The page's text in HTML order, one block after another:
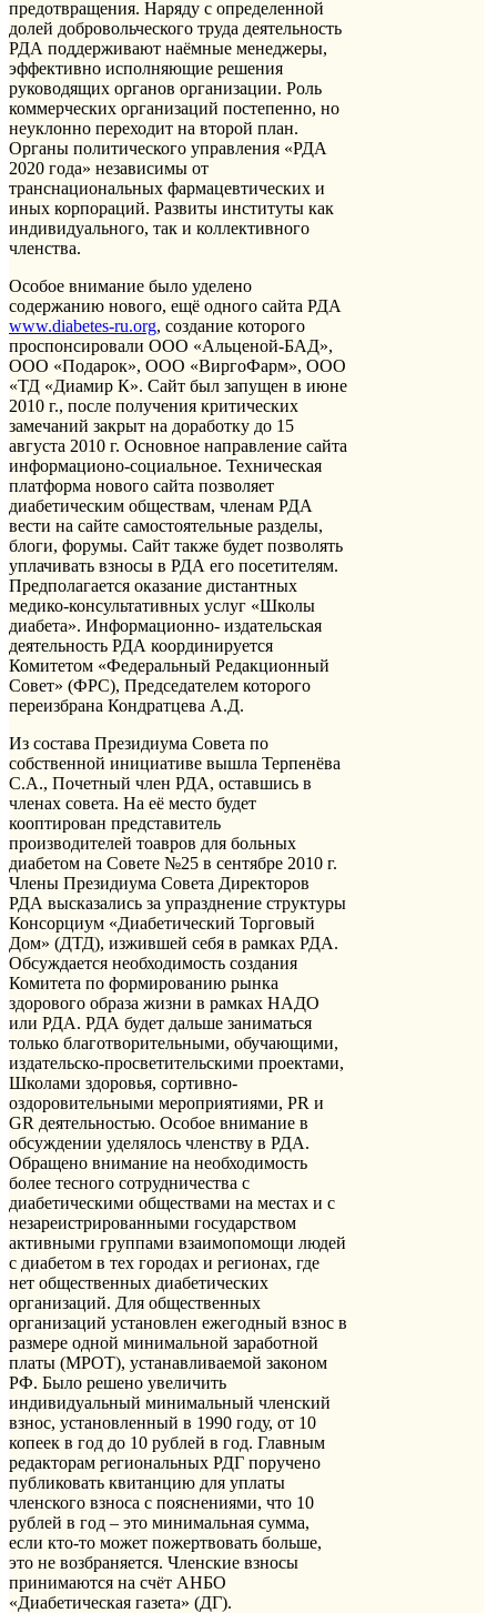
предотвращения. Наряду с определенной
долей добровольческого труда деятельность
РДА поддерживают наёмные менеджеры,
эффективно исполняющие решения
руководящих органов организации. Роль
коммерческих организаций постепенно, но
неуклонно переходит на второй план.
Органы политического управления «РДА
2020 года» независимы от
транснациональных фармацевтических и
иных корпораций. Развиты институты как
индивидуального, так и коллективного
членства.
Особое внимание было уделено
содержанию нового, ещё одного сайта РДА
www.diabetes-ru.org, создание которого
проспонсировали ООО «Альценой-БАД»,
ООО «Подарок», ООО «ВиргоФарм», ООО
«ТД «Диамир К». Сайт был запущен в июне
2010 г., после получения критических
замечаний закрыт на доработку до 15
августа 2010 г. Основное направление сайта
информационо-социальное. Техническая
платформа нового сайта позволяет
диабетическим обществам, членам РДА
вести на сайте самостоятельные разделы,
блоги, форумы. Сайт также будет позволять
уплачивать взносы в РДА его посетителям.
Предполагается оказание дистантных
медико-консультативных услуг «Школы
диабета». Информационно- издательская
деятельность РДА координируется
Комитетом «Федеральный Редакционный
Совет» (ФРС), Председателем которого
переизбрана Кондратцева А.Д.
Из состава Президиума Совета по
собственной инициативе вышла Терпенёва
С.А., Почетный член РДА, оставшись в
членах совета. На её место будет
кооптирован представитель
производителей тоавров для больных
диабетом на Совете №25 в сентябре 2010 г.
Члены Президиума Совета Директоров
РДА высказались за упразднение структуры
Консорциум «Диабетический Торговый
Дом» (ДТД), изжившей себя в рамках РДА.
Обсуждается необходимость создания
Комитета по формированию рынка
здорового образа жизни в рамках НАДО
или РДА. РДА будет дальше заниматься
только благотворительными, обучающими,
издательско-просветительскими проектами,
Школами здоровья, сортивно-
оздоровительными мероприятиями, PR и
GR деятельностью. Особое внимание в
обсуждении уделялось членству в РДА.
Обращено внимание на необходимость
более тесного сотрудничества с
диабетическими обществами на местах и с
незареистрированными государством
активными группами взаимопомощи людей
с диабетом в тех городах и регионах, где
нет общественных диабетических
организаций. Для общественных
организаций установлен ежегодный взнос в
размере одной минимальной заработной
платы (МРОТ), устанавливаемой законом
РФ. Было решено увеличить
индивидуальный минимальный членский
взнос, установленный в 1990 году, от 10
копеек в год до 10 рублей в год. Главным
редакторам региональных РДГ поручено
публиковать квитанцию для уплаты
членского взноса с пояснениями, что 10
рублей в год – это минимальная сумма,
если кто-то может пожертвовать больше,
это не возбраняется. Членские взносы
принимаются на счёт АНБО
«Диабетическая газета» (ДГ).